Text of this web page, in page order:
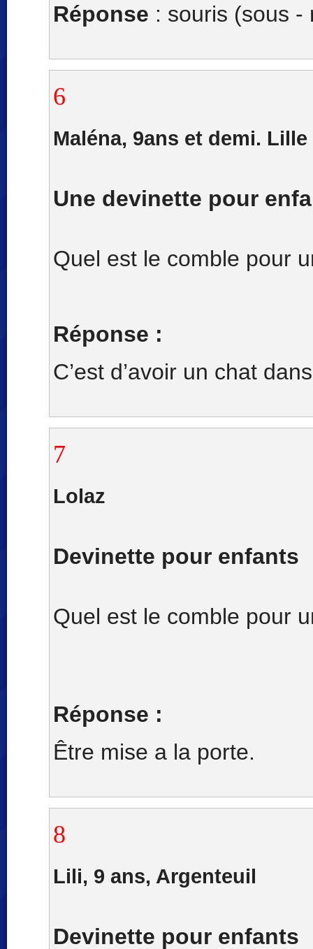
Réponse : souris (sous -
6
Maléna, 9ans et demi. Lille
Une devinette pour
Quel est le comble pour
Réponse :
C’est d’avoir un chat
7
Lolaz
Devinette pour enfants
Quel est le comble pour
Réponse :
Être mise a la porte.
8
Lili, 9 ans, Argenteuil
Devinette pour enfants